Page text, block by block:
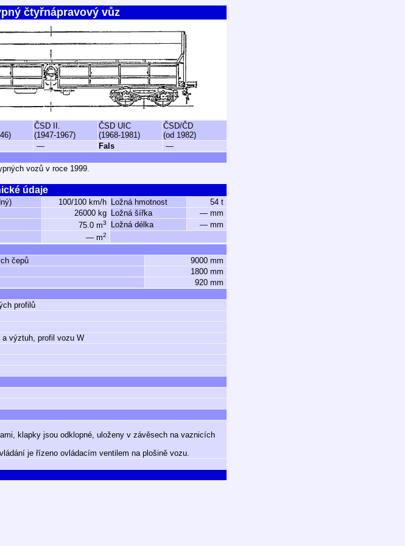
čtyřnápravový vůz
ČSD II.
(1947-1967)
ČSD UIC
(1968-1981)
ČSD/ČD
(od 1982)
— Fals —
vozů v roce 1999.
údaje
100/100 km/h Ložná hmotnost
54 t
26000 kg Ložná šířka
— mm
75.0 m3 Ložná délka
— mm
— m2
čepů
9000 mm
1800 mm
920 mm
profilů
výztuh, profil vozu W
klapky jsou odklopné, uloženy v závěsech na vaznicích
je řízeno ovládacím ventilem na plošině vozu.